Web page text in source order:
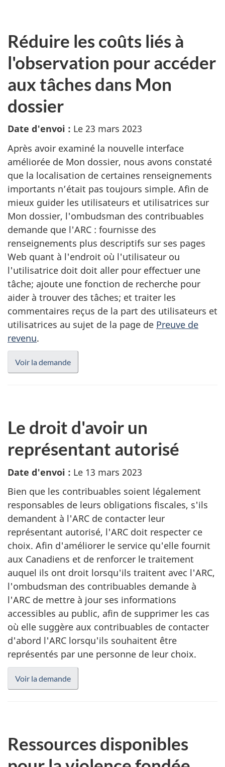
Réduire les coûts liés à
l'observation pour accéder
aux tâches dans Mon
dossier
Date d'envoi : Le 23 mars 2023
Après avoir examiné la nouvelle interface
améliorée de Mon dossier, nous avons constaté
que la localisation de certaines renseignements
importants n’était pas toujours simple. Afin de
mieux guider les utilisateurs et utilisatrices sur
Mon dossier, l'ombudsman des contribuables
demande que l'ARC : fournisse des
renseignements plus descriptifs sur ses pages
Web quant à l'endroit où l'utilisateur ou
l'utilisatrice doit doit aller pour effectuer une
tâche; ajoute une fonction de recherche pour
aider à trouver des tâches; et traiter les
commentaires reçus de la part des utilisateurs et
utilisatrices au sujet de la page de Preuve de
revenu.
Voir la demande
Le droit d'avoir un
représentant autorisé
Date d'envoi : Le 13 mars 2023
Bien que les contribuables soient légalement
responsables de leurs obligations fiscales, s'ils
demandent à l'ARC de contacter leur
représentant autorisé, l'ARC doit respecter ce
choix. Afin d'améliorer le service qu'elle fournit
aux Canadiens et de renforcer le traitement
auquel ils ont droit lorsqu'ils traitent avec l'ARC,
l'ombudsman des contribuables demande à
l'ARC de mettre à jour ses informations
accessibles au public, afin de supprimer les cas
où elle suggère aux contribuables de contacter
d'abord l'ARC lorsqu'ils souhaitent être
représentés par une personne de leur choix.
Voir la demande
Ressources disponibles